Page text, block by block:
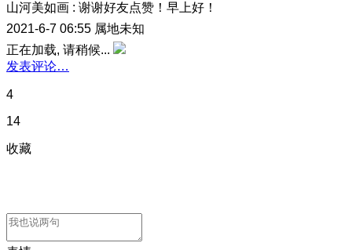
山河美如画 : 谢谢好友点赞！早上好！
2021-6-7 06:55 属地未知
正在加载, 请稍候...
发表评论…
4
14
收藏